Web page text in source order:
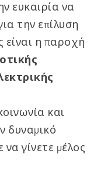
ευκαιρία να
την επίλυση
η παροχή
και
δυναμικό
γίνετε μέλος